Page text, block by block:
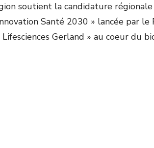
soutient la candidature
Santé 2030 » lancée par
Gerland » au coeur du